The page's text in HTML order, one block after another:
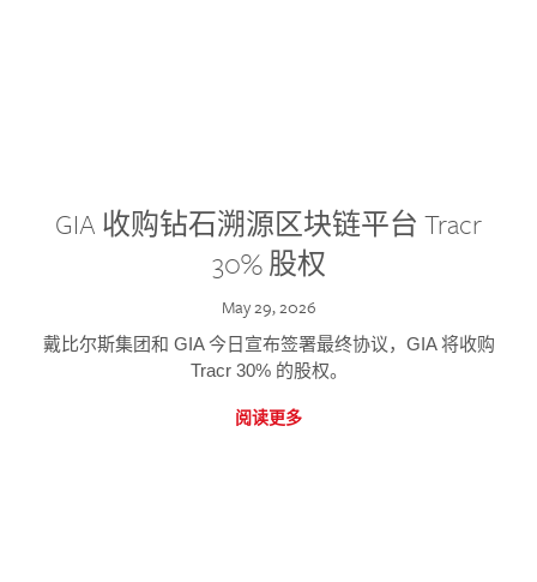
GIA 收购钻石溯源区块链平台 Tracr
30% 股权
May 29, 2026
戴比尔斯集团和 GIA 今日宣布签署最终协议，GIA 将收购
Tracr 30% 的股权。
阅读更多